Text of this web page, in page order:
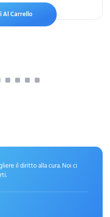
Al Carrello
il diritto alla cura. Noi ci